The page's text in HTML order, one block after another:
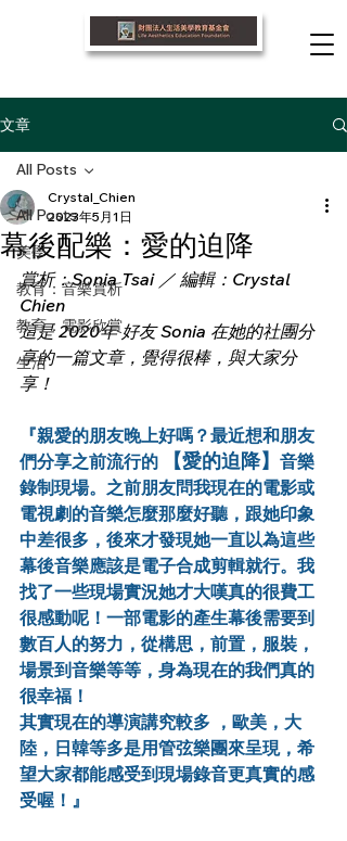
文章
All Posts
美學
教育：音樂賞析
教育：電影欣賞
生活
All Posts
幕後配樂：愛的迫降
Crystal_Chien
2023年5月1日
賞析：Sonia Tsai ／ 編輯：Crystal
Chien
這是 2020年 好友 Sonia 在她的社團分
享的一篇文章，覺得很棒，與大家分
享！
『親愛的朋友晚上好嗎？最近想和朋友
們分享之前流行的 【愛的迫降】 音樂
錄制現場。之前朋友問我現在的電影或
電視劇的音樂怎麼那麼好聽，跟她印象
中差很多，後來才發現她一直以為這些
幕後音樂應該是電子合成剪輯就行。我
找了一些現場實況她才大嘆真的很費工
很感動呢！一部電影的產生幕後需要到
數百人的努力，從構思，前置，服裝，
場景到音樂等等，身為現在的我們真的
很幸福！
其實現在的導演講究較多 ，歐美，大
陸，日韓等多是用管弦樂團來呈現，希
望大家都能感受到現場錄音更真實的感
受喔！』